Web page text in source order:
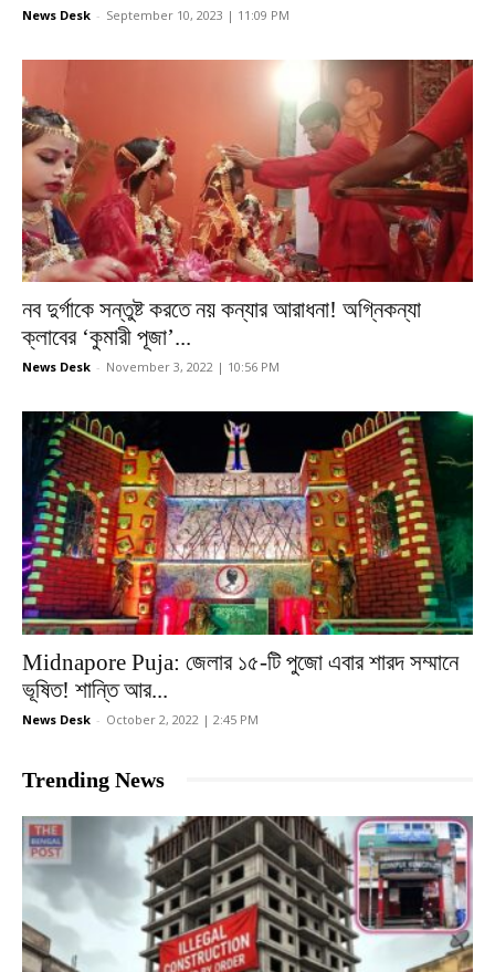
News Desk - September 10, 2023 | 11:09 PM
নব দুর্গাকে সন্তুষ্ট করতে নয় কন্যার আরাধনা! অগ্নিকন্যা
ক্লাবের ‘কুমারী পূজা’...
News Desk - November 3, 2022 | 10:56 PM
Midnapore Puja: জেলার ১৫-টি পুজো এবার শারদ সম্মানে
ভূষিত! শান্তি আর...
News Desk - October 2, 2022 | 2:45 PM
Trending News